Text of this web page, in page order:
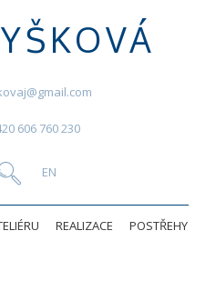
606 760 230
REALIZACE POSTŘEHY